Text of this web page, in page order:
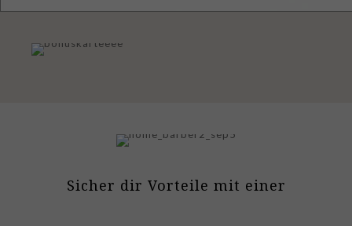
Sicher dir Vorteile mit einer